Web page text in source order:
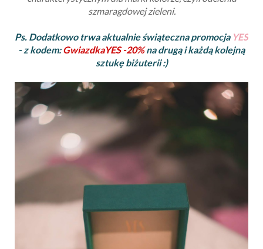
szmaragdowej zieleni.
Ps. Dodatkowo trwa aktualnie świąteczna promocja YES
- z kodem:GwiazdkaYES -20%na drugą i każdą kolejną
sztukę biżuterii :)